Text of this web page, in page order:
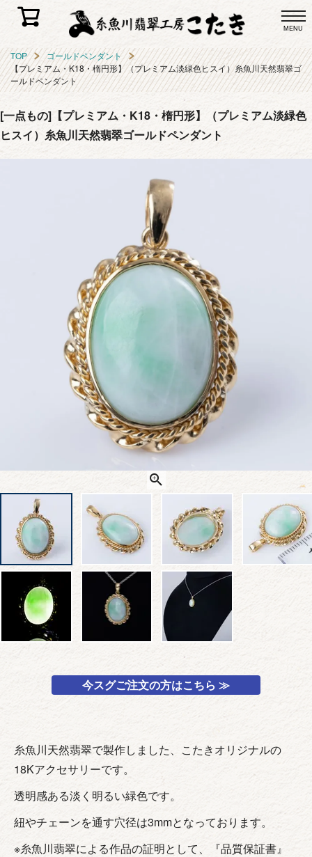
MENU
TOP
ゴールドペンダント
【プレミアム・K18・楕円形】（プレミアム淡緑色ヒスイ）糸魚川天然翡翠ゴ
ールドペンダント
[一点もの]【プレミアム・K18・楕円形】（プレミアム淡緑色
ヒスイ）糸魚川天然翡翠ゴールドペンダント
今スグご注文の方はこちら ≫
糸魚川天然翡翠で製作しました、こたきオリジナルの
18Kアクセサリーです。
透明感ある淡く明るい緑色です。
紐やチェーンを通す穴径は3mmとなっております。
※糸魚川翡翠による作品の証明として、『品質保証書』